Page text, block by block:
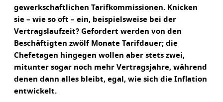
gewerkschaftlichen Tarifkommissionen. Knicken
sie – wie so oft – ein, beispielsweise bei der
Vertragslaufzeit? Gefordert werden von den
Beschäftigten zwölf Monate Tarifdauer; die
Chefetagen hingegen wollen aber stets zwei,
mitunter sogar noch mehr Vertragsjahre, während
denen dann alles bleibt, egal, wie sich die Inflation
entwickelt.